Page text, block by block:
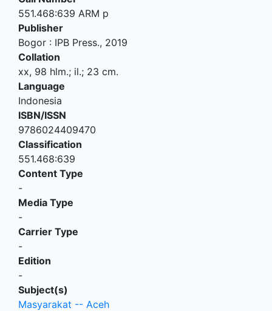
551.468:639 ARM p
Publisher
Bogor : IPB Press., 2019
Collation
xx, 98 hlm.; il.; 23 cm.
Language
Indonesia
ISBN/ISSN
9786024409470
Classification
551.468:639
Content Type
-
Media Type
-
Carrier Type
-
Edition
-
Subject(s)
Masyarakat -- Aceh